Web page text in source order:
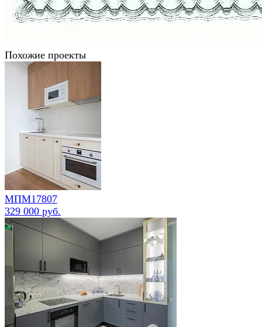
Похожие проекты
МПМ17807
329 000 руб.